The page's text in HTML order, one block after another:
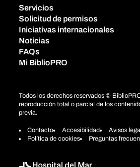
Servicios
Solicitud de permisos
Iniciativas internacionales
Noticias
FAQs
Mi BiblioPRO
Todos los derechos reservados ©
reproducción total o parcial de los
previa.
Contacto Accesibilidad
Avisos
Política de cookies
Preguntas